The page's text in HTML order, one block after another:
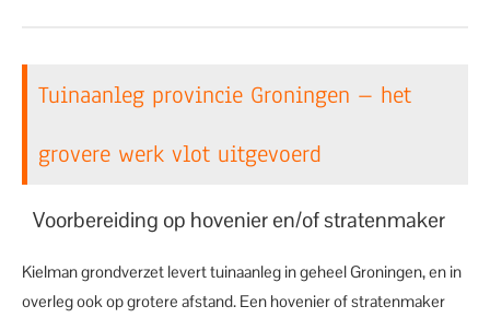
Tuinaanleg provincie Groningen – het
grovere werk vlot uitgevoerd
Voorbereiding op hovenier en/of stratenmaker
Kielman grondverzet levert tuinaanleg in geheel Groningen, en in
overleg ook op grotere afstand. Een hovenier of stratenmaker